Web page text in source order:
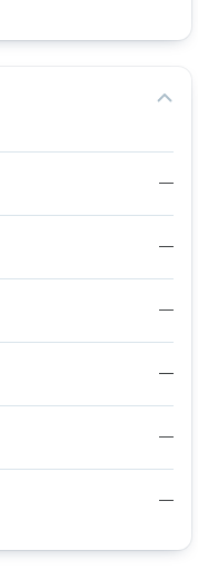
—
—
—
—
—
—